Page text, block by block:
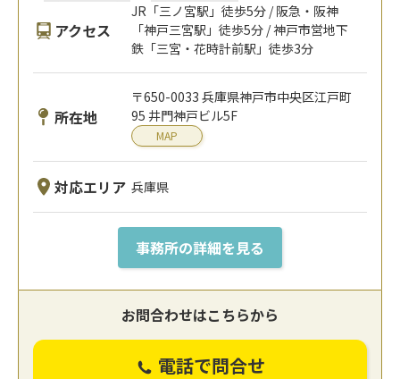
アクセス
JR「三ノ宮駅」徒歩5分 / 阪急・阪神
「神戸三宮駅」徒歩5分 / 神戸市営地下
鉄「三宮・花時計前駅」徒歩3分
所在地
〒650-0033 兵庫県神戸市中央区江戸町
95 井門神戸ビル5F
MAP
対応エリア 兵庫県
事務所の詳細を見る
お問合わせはこちらから
電話で問合せ